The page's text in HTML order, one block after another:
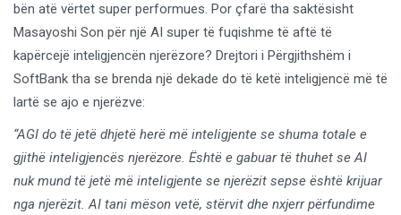
bën atë vërtet super performues. Por çfarë tha saktësisht
Masayoshi Son për një AI super të fuqishme të aftë të
kapërcejë inteligjencën njerëzore? Drejtori i Përgjithshëm i
SoftBank tha se brenda një dekade do të ketë inteligjencë më të
lartë se ajo e njerëzve:
“AGI do të jetë dhjetë herë më inteligjente se shuma totale e
gjithë inteligjencës njerëzore. Është e gabuar të thuhet se AI
nuk mund të jetë më inteligjente se njerëzit sepse është krijuar
nga njerëzit. AI tani mëson vetë, stërvit dhe nxjerr përfundime